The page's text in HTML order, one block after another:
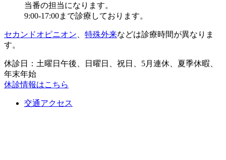
当番の担当になります。
9:00-17:00まで診療しております。
セカンドオピニオン 特殊外来などは診療時間が異なりま
す。
休診日：土曜日午後、日曜日、祝日、5月連休、夏季休暇、
年末年始
休診情報はこちら
交通アクセス